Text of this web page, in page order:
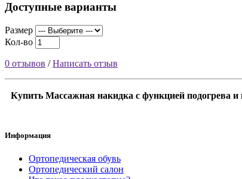
Доступные варианты
Размер
Кол-во
0 отзывов /Написать отзыв
Купить Массажная накидка с функцией подогрева
Информация
Ортопедическая обувь
Ортопедический салон